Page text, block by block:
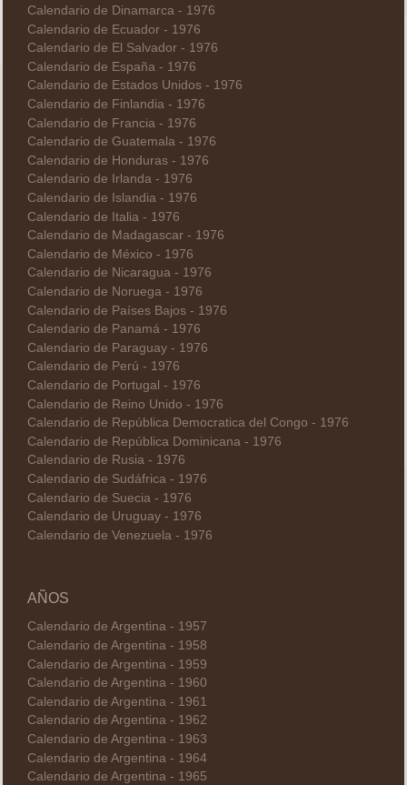
Calendario de Dinamarca - 1976
Calendario de Ecuador - 1976
Calendario de El Salvador - 1976
Calendario de España - 1976
Calendario de Estados Unidos - 1976
Calendario de Finlandia - 1976
Calendario de Francia - 1976
Calendario de Guatemala - 1976
Calendario de Honduras - 1976
Calendario de Irlanda - 1976
Calendario de Islandia - 1976
Calendario de Italia - 1976
Calendario de Madagascar - 1976
Calendario de México - 1976
Calendario de Nicaragua - 1976
Calendario de Noruega - 1976
Calendario de Países Bajos - 1976
Calendario de Panamá - 1976
Calendario de Paraguay - 1976
Calendario de Perú - 1976
Calendario de Portugal - 1976
Calendario de Reino Unido - 1976
Calendario de República Democratica del Congo - 1976
Calendario de República Dominicana - 1976
Calendario de Rusia - 1976
Calendario de Sudáfrica - 1976
Calendario de Suecia - 1976
Calendario de Uruguay - 1976
Calendario de Venezuela - 1976
AÑOS
Calendario de Argentina - 1957
Calendario de Argentina - 1958
Calendario de Argentina - 1959
Calendario de Argentina - 1960
Calendario de Argentina - 1961
Calendario de Argentina - 1962
Calendario de Argentina - 1963
Calendario de Argentina - 1964
Calendario de Argentina - 1965